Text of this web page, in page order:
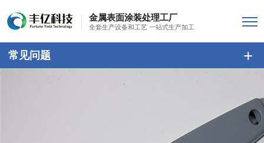
金属表面涂装处理工厂
全套生产设备和工艺 一站式生产加工
常见问题